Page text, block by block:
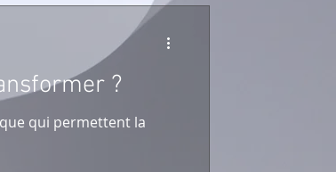
?
qui permettent la